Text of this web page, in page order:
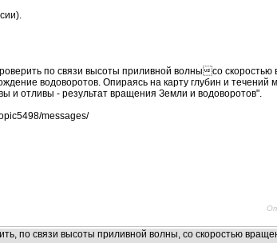
по связи высоты приливной волнысо
водоворотов. Опираясь на карту глубин и течений
отливы - результат вращения Земли и водоворотов".
messages/
по связи высоты приливной волн­ы­,­ со скоростью